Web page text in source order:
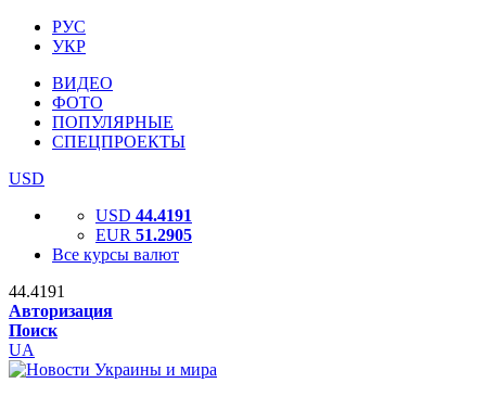
РУС
УКР
ВИДЕО
ФОТО
ПОПУЛЯРНЫЕ
СПЕЦПРОЕКТЫ
USD
USD 44.4191
EUR 51.2905
Все курсы валют
44.4191
Авторизация
Поиск
UA